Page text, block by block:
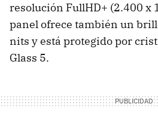
resolución FullHD+ (2.400 x
panel ofrece también un
nits y está protegido por
Glass 5.